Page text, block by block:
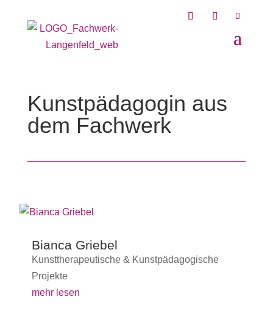
Kunstpädagogin aus
dem Fachwerk
Bianca Griebel
Kunsttherapeutische & Kunstpädagogische
Projekte
mehr lesen